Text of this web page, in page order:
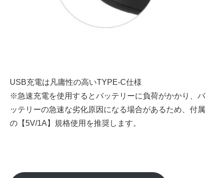
USB充電は凡庸性の高いTYPE-C仕様
※急速充電を使用するとバッテリーに負荷がかかり、バ
ッテリーの急速な劣化原因になる場合があるため、付属
の【5V/1A】規格使用を推奨します。